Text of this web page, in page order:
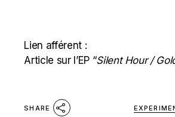
Lien afférent :
Article sur l’EP “Silent Hour /
SHARE